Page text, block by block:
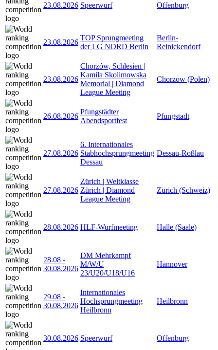
23.08.2026 Speerwurf Offenburg
23.08.2026
TOP Sprungmeeting
der LG NORD Berlin
Berlin-
Reinickendorf
23.08.2026
Chorzów, Schlesien |
Kamila Skolimowska
Memorial | Diamond
League Meeting
Chorzow (Polen)
26.08.2026
Pfungstädter
Abendsportfest
Pfungstadt
27.08.2026
6. Internationales
Stabhochsprungmeeting
Dessau
Dessau-Roßlau
27.08.2026
Zürich | Weltklasse
Zürich | Diamond
League Meeting
Zürich (Schweiz)
28.08.2026 HLF-Wurfmeeting Halle (Saale)
28.08 -
30.08.2026
DM Mehrkampf
M/W/U
23/U20/U18/U16
Hannover
29.08 -
30.08.2026
Internationales
Hochsprungmeeting
Heilbronn
Heilbronn
30.08.2026 Speerwurf Offenburg